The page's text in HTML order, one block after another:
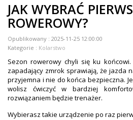
ELITE
SUUNTO
RAM MOUNTS
COROS
VOSTOK EUROPE ZEGARKI
JAK WYBRAĆ
ROWEROWY?
Opublikowany : 2025-11-25 12:00:00
Kategorie : Kolarstwo
Sezon rowerowy chyli się ku
zapadający zmrok sprawiają, że jazda
przyjemna i nie do końca bezpieczna.
wolisz ćwiczyć w bardziej
rozwiązaniem będzie trenażer.
Wybierasz takie urządzenie po raz